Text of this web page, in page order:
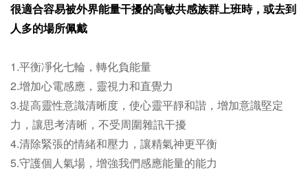
很適合容易被外界能量干擾的高敏共感族群上班時，或去到
人多的場所佩戴
1.平衡凈化七輪，轉化負能量
2.增加心電感應，靈視力和直覺力
3.提高靈性意識清晰度，使心靈平靜和諧，增加意識堅定
力，讓思考清晰，不受周圍雜訊干擾
4.清除緊張的情緒和壓力，讓精氣神更平衡
5.守護個人氣場，增強我們感應能量的能力